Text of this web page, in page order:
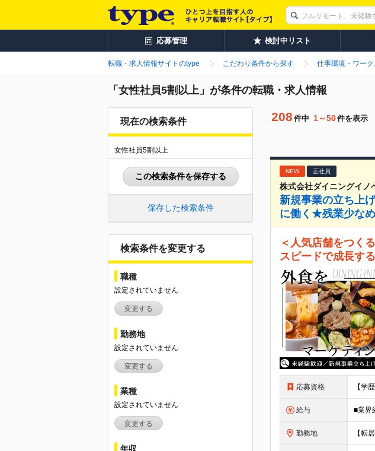
応募管理 検討中リスト
転職・求人情報サイトのtype こだわり条件から探す 仕事環境・ワー
「女性社員5割以上」が条件の転職・求人情報
現在の検索条件
女性社員5割以上
この検索条件を保存する
保存した検索条件
検索条件を変更する
職種
設定されていません
変更する
勤務地
設定されていません
変更する
業種
設定されていません
変更する
年収
208 件中 1～50件を表示
NEW 正社員
株式会社ダイニングイノ
新規事業の立ち上
に働く★残業少な
＜人気店舗をつく
スピードで成長す
応募資格
給与
勤務地